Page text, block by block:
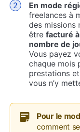
En mode
freelances à
des missions
être facturé
nombre de
Vous payez
chaque mois
prestations
vous n’y
Pour le
comment